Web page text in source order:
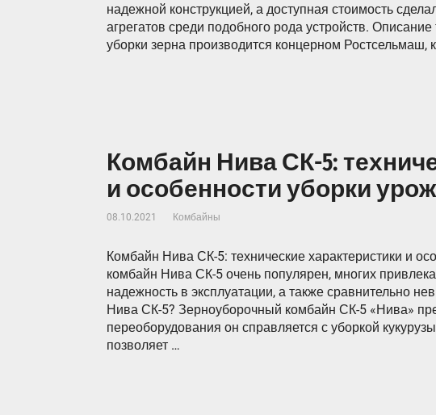
надежной конструкцией, а доступная стоимость
агрегатов среди подобного рода устройств.
уборки зерна производится концерном Ростсельмаш,
Комбайн Нива СК-5:
и особенности уборки
08.10.2021 Комбайны
Комбайн Нива СК-5: технические характеристики и
комбайн Нива СК-5 очень популярен, многих
надежность в эксплуатации, а также сравнительно
Нива СК-5? Зерноуборочный комбайн СК-5 «Нива»
переоборудования он справляется с уборкой
позволяет …